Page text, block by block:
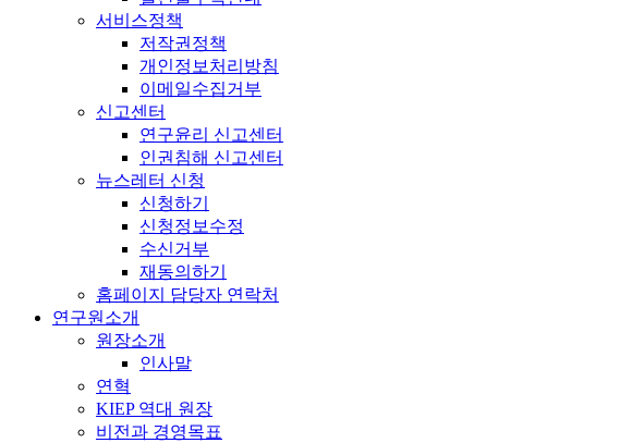
서비스정책
저작권정책
개인정보처리방침
이메일수집거부
신고센터
연구윤리 신고센터
인권침해 신고센터
뉴스레터 신청
신청하기
신청정보수정
수신거부
재동의하기
홈페이지 담당자 연락처
연구원소개
원장소개
인사말
연혁
KIEP 역대 원장
비전과 경영목표